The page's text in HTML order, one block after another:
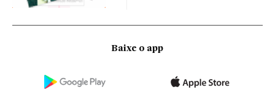
Baixe o app